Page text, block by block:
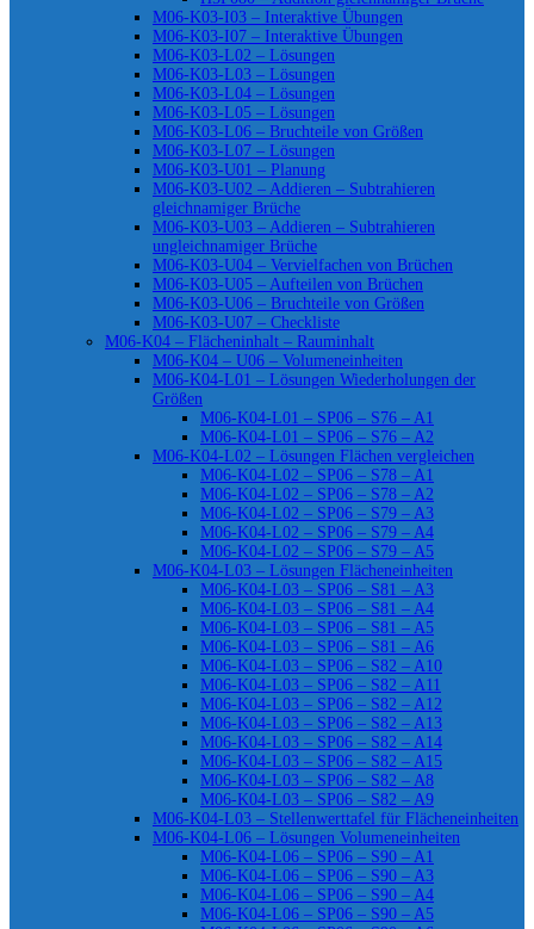
M06-K03-I03 – Interaktive Übungen
M06-K03-I07 – Interaktive Übungen
M06-K03-L02 – Lösungen
M06-K03-L03 – Lösungen
M06-K03-L04 – Lösungen
M06-K03-L05 – Lösungen
M06-K03-L06 – Bruchteile von Größen
M06-K03-L07 – Lösungen
M06-K03-U01 – Planung
M06-K03-U02 – Addieren – Subtrahieren
gleichnamiger Brüche
M06-K03-U03 – Addieren – Subtrahieren
ungleichnamiger Brüche
M06-K03-U04 – Vervielfachen von Brüchen
M06-K03-U05 – Aufteilen von Brüchen
M06-K03-U06 – Bruchteile von Größen
M06-K03-U07 – Checkliste
M06-K04 – Flächeninhalt – Rauminhalt
M06-K04 – U06 – Volumeneinheiten
M06-K04-L01 – Lösungen Wiederholungen der
Größen
M06-K04-L01 – SP06 – S76 – A1
M06-K04-L01 – SP06 – S76 – A2
M06-K04-L02 – Lösungen Flächen vergleichen
M06-K04-L02 – SP06 – S78 – A1
M06-K04-L02 – SP06 – S78 – A2
M06-K04-L02 – SP06 – S79 – A3
M06-K04-L02 – SP06 – S79 – A4
M06-K04-L02 – SP06 – S79 – A5
M06-K04-L03 – Lösungen Flächeneinheiten
M06-K04-L03 – SP06 – S81 – A3
M06-K04-L03 – SP06 – S81 – A4
M06-K04-L03 – SP06 – S81 – A5
M06-K04-L03 – SP06 – S81 – A6
M06-K04-L03 – SP06 – S82 – A10
M06-K04-L03 – SP06 – S82 – A11
M06-K04-L03 – SP06 – S82 – A12
M06-K04-L03 – SP06 – S82 – A13
M06-K04-L03 – SP06 – S82 – A14
M06-K04-L03 – SP06 – S82 – A15
M06-K04-L03 – SP06 – S82 – A8
M06-K04-L03 – SP06 – S82 – A9
M06-K04-L03 – Stellenwerttafel für Flächeneinheiten
M06-K04-L06 – Lösungen Volumeneinheiten
M06-K04-L06 – SP06 – S90 – A1
M06-K04-L06 – SP06 – S90 – A3
M06-K04-L06 – SP06 – S90 – A4
M06-K04-L06 – SP06 – S90 – A5